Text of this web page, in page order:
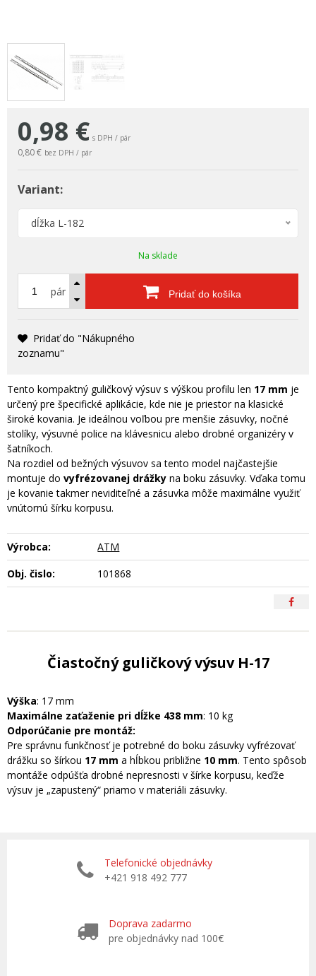
0,98 € s DPH / pár
0,80 € bez DPH / pár
Variant:
dĺžka L-182
Na sklade
pár Pridať do košíka
Pridať do "Nákupného
zoznamu"
Tento kompaktný guličkový výsuv s výškou profilu len 17 mm je
určený pre špecifické aplikácie, kde nie je priestor na klasické
široké kovania. Je ideálnou voľbou pre menšie zásuvky, nočné
stolíky, výsuvné police na klávesnicu alebo drobné organizéry v
šatníkoch.
Na rozdiel od bežných výsuvov sa tento model najčastejšie
montuje do vyfrézovanej drážky na boku zásuvky. Vďaka tomu
je kovanie takmer neviditeľné a zásuvka môže maximálne využiť
vnútornú šírku korpusu.
Výrobca:
ATM
Obj. čislo:
101868
Čiastočný guličkový výsuv H-17
Výška: 17 mm
Maximálne zaťaženie pri dĺžke 438 mm: 10 kg
Odporúčanie pre montáž:
Pre správnu funkčnosť je potrebné do boku zásuvky vyfrézovať
drážku so šírkou 17 mm a hĺbkou približne 10 mm. Tento spôsob
montáže odpúšťa drobné nepresnosti v šírke korpusu, keďže
výsuv je „zapustený“ priamo v materiáli zásuvky.
Telefonické objednávky
+421 918 492 777
Doprava zadarmo
pre objednávky nad 100€